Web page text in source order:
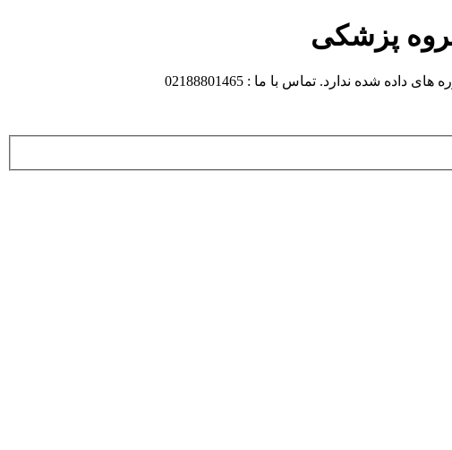
پزشکی
ندارد. تماس با ما : 02188801465